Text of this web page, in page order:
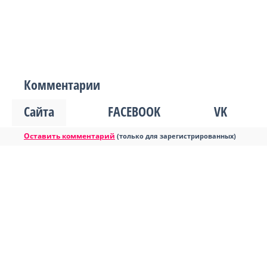
Комментарии
Сайта
FACEBOOK VK
Оставить комментарий (только для зарегистрированных)